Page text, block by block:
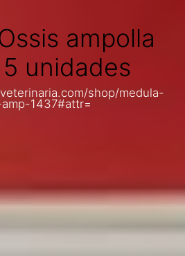
ampolla
unidades
shop/medula-
1437#attr=